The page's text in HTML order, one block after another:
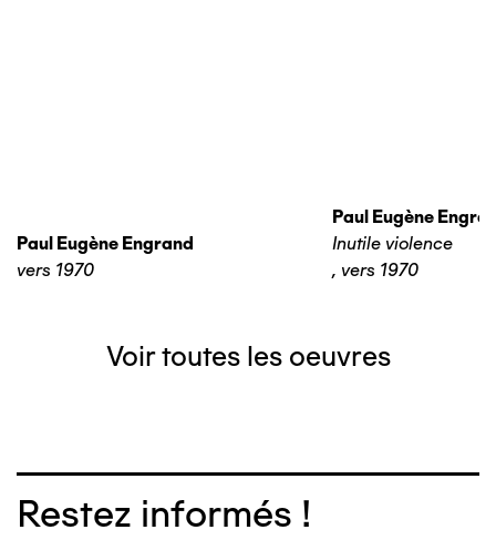
Paul Eugène Engrand
vers 1970
Paul Eugène
Inutile violence
, vers 1970
Voir toutes les oeuvres
Restez informés !